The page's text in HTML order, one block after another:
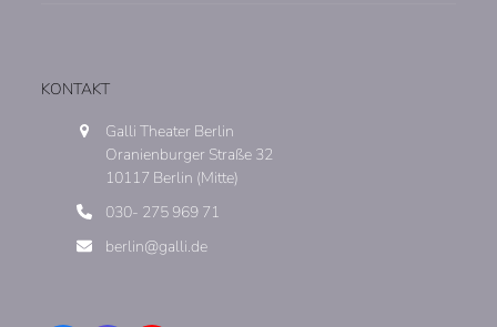
KONTAKT
Galli Theater Berlin
Oranienburger Straße 32
10117 Berlin (Mitte)
030- 275 969 71
berlin@galli.de